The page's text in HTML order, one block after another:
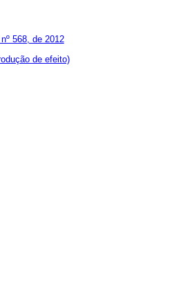
568, de 2012
de efeito)